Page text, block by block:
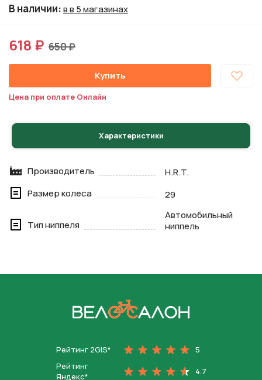
В наличии:в в 5 магазинах
618 ₽ 650 ₽
Купить
Цена при оплате Онлайн
Характеристики
Производитель
H.R.T.
Размер колеса
29
Тип ниппеля
Автомобильный
ниппель
Рейтинг 2GIS*
5
Рейтинг
Яндекс*
4.7